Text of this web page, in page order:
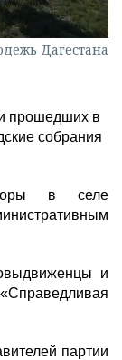
Дагестана
прошедших в
собрания
в селе
и
партии